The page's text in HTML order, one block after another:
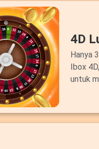
4D
Hanya
Ibox
untuk